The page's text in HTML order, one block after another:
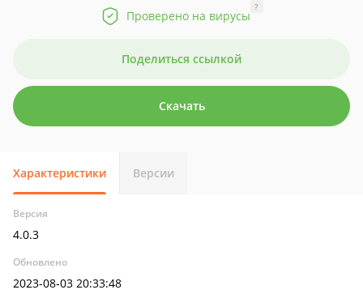
Проверено на вирусы
?
Поделиться ссылкой
Скачать
Характеристики Версии
Версия
4.0.3
Обновлено
2023-08-03 20:33:48